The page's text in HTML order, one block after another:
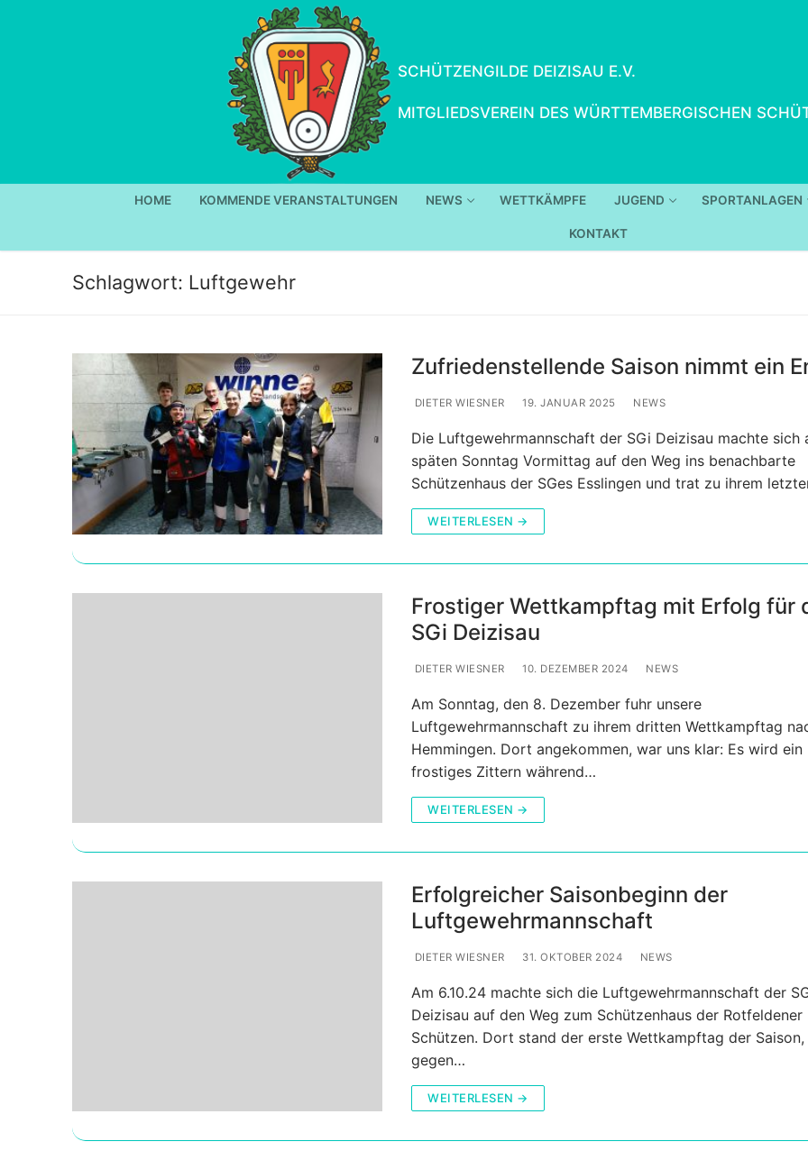
SCHÜTZENGILDE DEIZISAU E.V.
MITGLIEDSVEREIN DES WÜRTTEMBERGISCHEN
HOME KOMMENDE VERANSTALTUNGEN NEWS WETTKÄMPFE JUGEND SPORTANLAGEN
KONTAKT
Schlagwort: Luftgewehr
Zufriedenstellende Saison nimmt ein
DIETER WIESNER 19. JANUAR 2025 NEWS
Die Luftgewehrmannschaft der SGi Deizisau machte sich
späten Sonntag Vormittag auf den Weg ins benachbarte
Schützenhaus der SGes Esslingen und trat zu ihrem
WEITERLESEN →
Frostiger Wettkampftag mit Erfolg für
SGi Deizisau
DIETER WIESNER 10. DEZEMBER 2024 NEWS
Am Sonntag, den 8. Dezember fuhr unsere
Luftgewehrmannschaft zu ihrem dritten Wettkampftag
Hemmingen. Dort angekommen, war uns klar: Es wird ein
frostiges Zittern während…
WEITERLESEN →
Erfolgreicher Saisonbeginn der
Luftgewehrmannschaft
DIETER WIESNER 31. OKTOBER 2024 NEWS
Am 6.10.24 machte sich die Luftgewehrmannschaft der
Deizisau auf den Weg zum Schützenhaus der Rotfeldener
Schützen. Dort stand der erste Wettkampftag der Saison,
gegen…
WEITERLESEN →